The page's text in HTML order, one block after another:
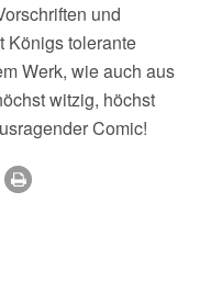
und
Königs tolerante
Werk, wie auch aus
witzig, höchst
Comic!